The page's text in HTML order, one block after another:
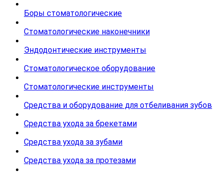
Боры стоматологические
Стоматологические наконечники
Эндодонтические инструменты
Стоматологическое оборудование
Стоматологические инструменты
Средства и оборудование для отбеливания зубов
Средства ухода за брекетами
Средства ухода за зубами
Средства ухода за протезами